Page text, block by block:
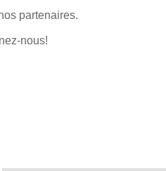
partenaires.
nous!